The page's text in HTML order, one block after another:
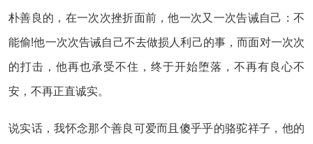
朴善良的，在一次次挫折面前，他一次又一次告诫自己：不
能偷!他一次次告诫自己不去做损人利己的事，而面对一次次
的打击，他再也承受不住，终于开始堕落，不再有良心不
安，不再正直诚实。
说实话，我怀念那个善良可爱而且傻乎乎的骆驼祥子，他的